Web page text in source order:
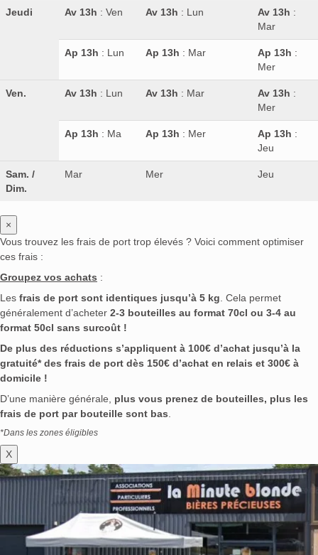
Jeudi Av 13h : Ven Av 13h : Lun Av 13h :
Mar
Ap 13h : Lun Ap 13h : Mar Ap 13h :
Mer
Ven. Av 13h : Lun Av 13h : Mar Av 13h :
Mer
Ap 13h : Ma Ap 13h : Mer Ap 13h :
Jeu
Sam. /
Dim.
Mar Mer Jeu
×
Vous trouvez les frais de port trop élevés ? Voici comment optimiser
ces frais :
Groupez vos achats :
Les frais de port sont identiques jusqu’à 5 kg . Cela permet
généralement d’acheter 2-3 bouteilles au format 70cl ou 3-4 au
format 50cl sans surcoût !
De plus des réductions s’appliquent à 100€ d’achat jusqu’à la
gratuité* des frais de port dès 150€ d’achat en relais et 300€ à
domicile !
D’une manière générale, plus vous prenez de bouteilles, plus les
frais de port par bouteille sont bas
*Dans les zones éligibles
X